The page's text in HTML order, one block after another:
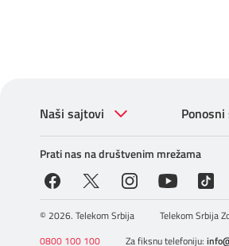
Naši sajtovi
Prati nas na društvenim mrežama
© 2026. Telekom Srbija
Telekom Srbija
0800 100 100
Za fiksnu telefoniju: